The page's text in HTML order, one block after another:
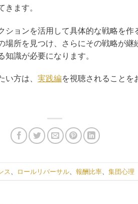
ます。
ションを活用して具体的な戦略を
場所を見つけ、さらにその戦略が継
識が必要になります。
方は、 実践編を視聴されることを
ス ロールリバーサル 報酬比率 集団心理